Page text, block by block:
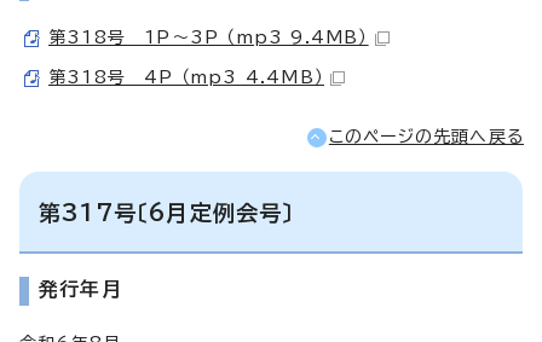
第318号 1P～3P （mp3 9.4MB）
第318号 4P （mp3 4.4MB）
このページの先頭へ戻る
第317号〔6月定例会号〕
発行年月